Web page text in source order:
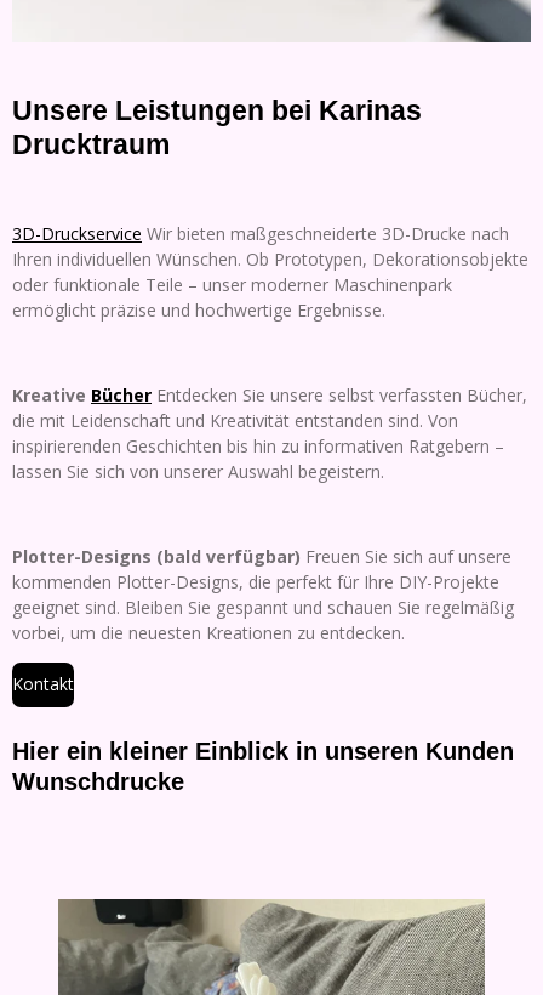
Unsere Leistungen bei Karinas
Drucktraum
3D-Druckservice Wir bieten maßgeschneiderte 3D-Drucke nach
Ihren individuellen Wünschen. Ob Prototypen, Dekorationsobjekte
oder funktionale Teile – unser moderner Maschinenpark
ermöglicht präzise und hochwertige Ergebnisse.
Kreative Bücher Entdecken Sie unsere selbst verfassten Bücher,
die mit Leidenschaft und Kreativität entstanden sind. Von
inspirierenden Geschichten bis hin zu informativen Ratgebern –
lassen Sie sich von unserer Auswahl begeistern.
Plotter-Designs (bald verfügbar) Freuen Sie sich auf unsere
kommenden Plotter-Designs, die perfekt für Ihre DIY-Projekte
geeignet sind. Bleiben Sie gespannt und schauen Sie regelmäßig
vorbei, um die neuesten Kreationen zu entdecken.
Kontakt
Hier ein kleiner Einblick in unseren Kunden
Wunschdrucke